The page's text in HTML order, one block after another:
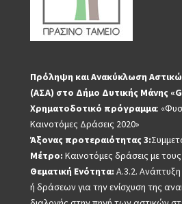
Πρόληψη και Ανακύκλωση
(ΑΣΑ) στο Δήμο Δυτικής Μάνης
Χρηματοδοτικό πρόγραμμα:
Καινοτόμες Δράσεις 2020»
Άξονας προτεραιότητας 3:
Μέτρο: Καινοτόμες δράσεις με
Θεματική Ενότητα: Α.3.2.
ή δράσεων για την ενίσχυση της